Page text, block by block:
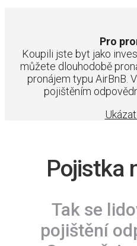
Pro
Koupili jste byt jako
můžete dlouhodobě
pronájem typu AirBnB.
pojištěním
Pojistka
Tak se
pojištění